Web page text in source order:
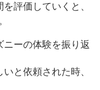
評価していくと、
。
ニーの体験を振り返
と依頼された時、